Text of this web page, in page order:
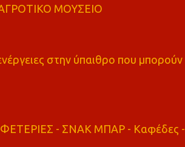
ΜΟΥΣΕΙΟ
στην ύπαιθρο που μπορούν
- ΣΝΑΚ ΜΠΑΡ - Καφέδες -